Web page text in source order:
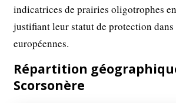
indicatrices de prairies oligotrophes
justifiant leur statut de protection
européennes.
Répartition
Scorsonère